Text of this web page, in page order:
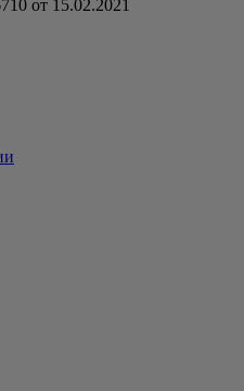
от 15.02.2021